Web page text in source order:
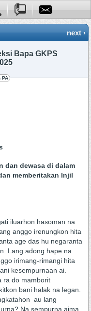
next ›
Bapa GKPS
PA
dan dewasa di dalam
memberitakan Injil
iluarhon hasoman na
anggo irenungkon hita
age das hu negaranta
Lang adong hape na
irimang-rimangi hita
kesempurnaan ai.
ra do mamborit
bani halak na legan.
au lang
Na sempurna aima